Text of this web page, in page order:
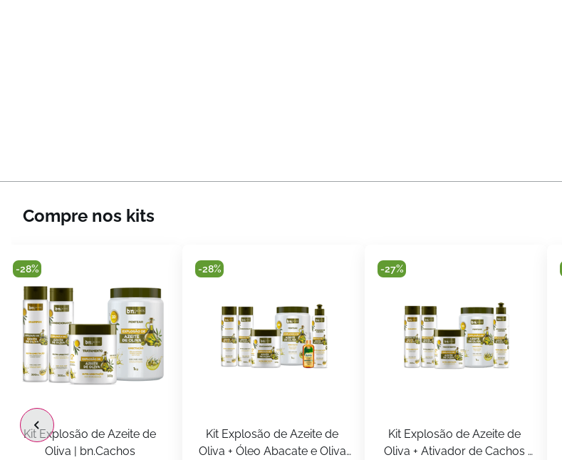
Compre nos kits
-28%
Kit Explosão de Azeite de
Oliva | bn.Cachos
-28%
Kit Explosão de Azeite de
Oliva + Óleo Abacate e Oliva
-27%
Kit Explosão de Azeite de
Oliva + Ativador de Cachos